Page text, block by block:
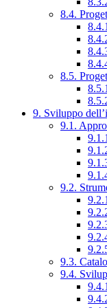
8.4.
8.5.
9. Sviluppo
9.1.
9.2.
9.3.
9.4.